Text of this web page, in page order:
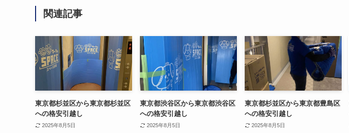
関連記事
東京都杉並区から東京都杉並区
への格安引越し
2025年8月5日
東京都渋谷区から東京都渋谷区
への格安引越し
2025年8月5日
東京都杉並区から東京都豊島区
への格安引越し
2025年8月5日